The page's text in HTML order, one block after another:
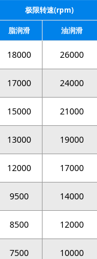
极限转速(rpm)
脂润滑 油润滑
18000 26000
17000 24000
15000 21000
13000 19000
12000 17000
9500 14000
8500 12000
7500 10000